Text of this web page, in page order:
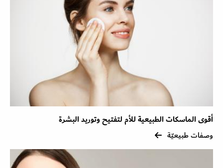
أقوى الماسكات الطبيعية للأم لتفتيح وتوريد البشرة
وصفات طبيعيّة